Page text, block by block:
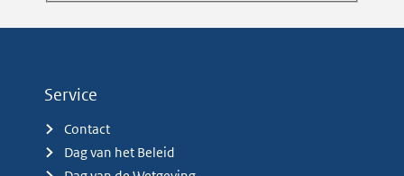
Service
Contact
Dag van het Beleid